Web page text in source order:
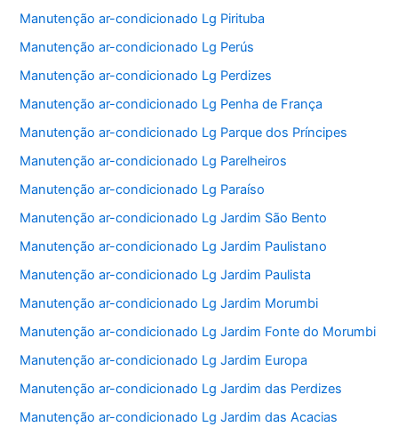
Manutenção ar-condicionado Lg Pirituba
Manutenção ar-condicionado Lg Perús
Manutenção ar-condicionado Lg Perdizes
Manutenção ar-condicionado Lg Penha de França
Manutenção ar-condicionado Lg Parque dos Príncipes
Manutenção ar-condicionado Lg Parelheiros
Manutenção ar-condicionado Lg Paraíso
Manutenção ar-condicionado Lg Jardim São Bento
Manutenção ar-condicionado Lg Jardim Paulistano
Manutenção ar-condicionado Lg Jardim Paulista
Manutenção ar-condicionado Lg Jardim Morumbi
Manutenção ar-condicionado Lg Jardim Fonte do Morumbi
Manutenção ar-condicionado Lg Jardim Europa
Manutenção ar-condicionado Lg Jardim das Perdizes
Manutenção ar-condicionado Lg Jardim das Acacias